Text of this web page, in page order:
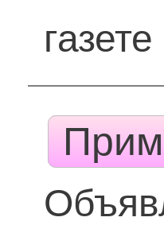
газете